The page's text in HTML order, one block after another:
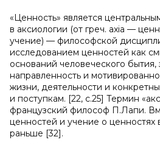
«Ценность» является
в аксиологии (от греч. axia —
учение) — философской
исследованием ценностей как
оснований человеческого
направленность и
жизни, деятельности и
и поступкам. [22, с.25] Термин
французский философ П.Лапи.
ценностей и учение о ценностях
раньше [32].